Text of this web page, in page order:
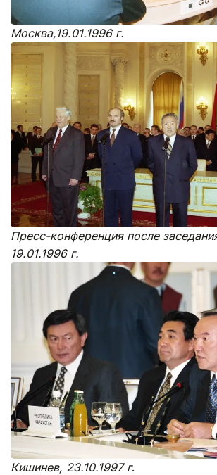
Москва,19.01.1996 г.
Пресс-конференция после
19.01.1996 г.
Кишинев, 23.10.1997 г.